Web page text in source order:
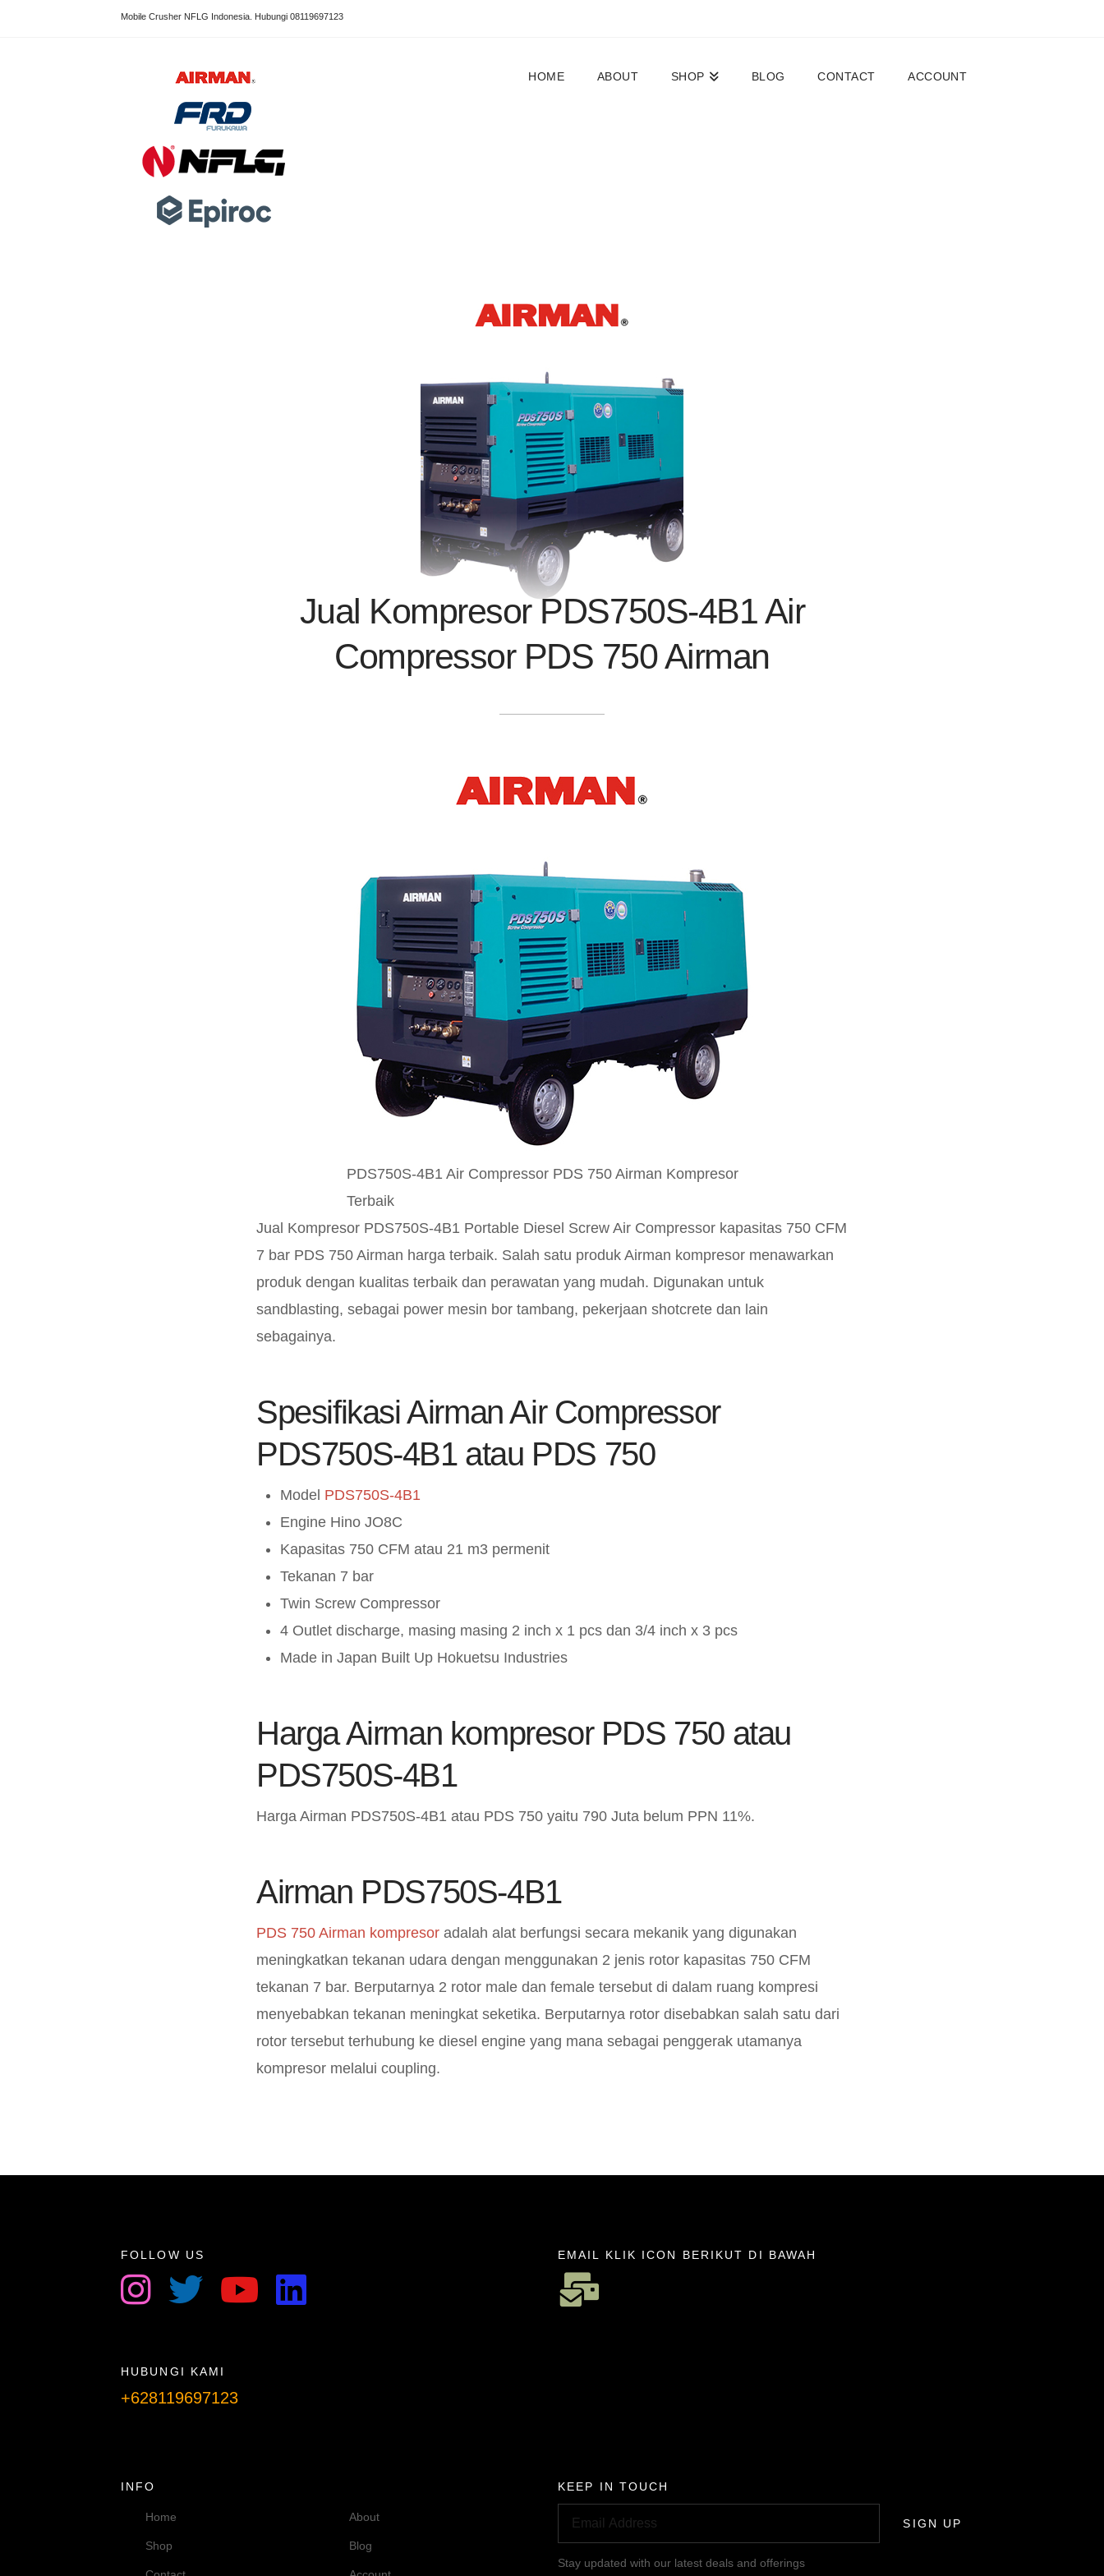
Mobile Crusher NFLG Indonesia. Hubungi 08119697123
HOME ABOUT SHOP BLOG CONTACT ACCOUNT
Jual Kompresor PDS750S-4B1 Air
Compressor PDS 750 Airman
PDS750S-4B1 Air Compressor PDS 750 Airman Kompresor
Terbaik
Jual Kompresor PDS750S-4B1 Portable Diesel Screw Air Compressor kapasitas 750 CFM
7 bar PDS 750 Airman harga terbaik. Salah satu produk Airman kompresor menawarkan
produk dengan kualitas terbaik dan perawatan yang mudah. Digunakan untuk
sandblasting, sebagai power mesin bor tambang, pekerjaan shotcrete dan lain
sebagainya.
Spesifikasi Airman Air Compressor
PDS750S-4B1 atau PDS 750
Model PDS750S-4B1
Engine Hino JO8C
Kapasitas 750 CFM atau 21 m3 permenit
Tekanan 7 bar
Twin Screw Compressor
4 Outlet discharge, masing masing 2 inch x 1 pcs dan 3/4 inch x 3 pcs
Made in Japan Built Up Hokuetsu Industries
Harga Airman kompresor PDS 750 atau
PDS750S-4B1
Harga Airman PDS750S-4B1 atau PDS 750 yaitu 790 Juta belum PPN 11%.
Airman PDS750S-4B1
PDS 750 Airman kompresor adalah alat berfungsi secara mekanik yang digunakan
meningkatkan tekanan udara dengan menggunakan 2 jenis rotor kapasitas 750 CFM
tekanan 7 bar. Berputarnya 2 rotor male dan female tersebut di dalam ruang kompresi
menyebabkan tekanan meningkat seketika. Berputarnya rotor disebabkan salah satu dari
rotor tersebut terhubung ke diesel engine yang mana sebagai penggerak utamanya
kompresor melalui coupling.
FOLLOW US EMAIL KLIK ICON BERIKUT DI BAWAH
HUBUNGI KAMI
+628119697123
INFO
Home About
Shop Blog
KEEP IN TOUCH
SIGN UP
Stay updated with our latest deals and offerings